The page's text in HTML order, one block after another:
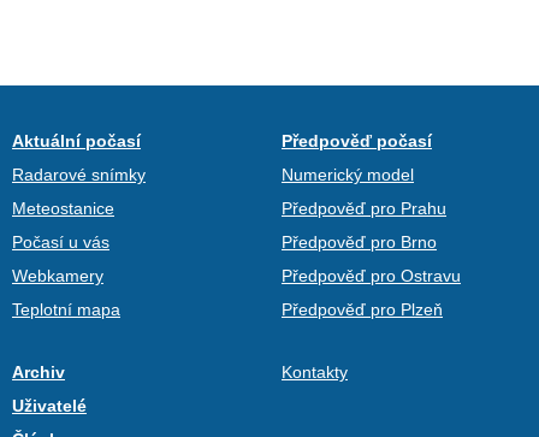
Aktuální počasí
Radarové snímky
Meteostanice
Počasí u vás
Webkamery
Teplotní mapa
Předpověď počasí
Numerický model
Předpověď pro Prahu
Předpověď pro Brno
Předpověď pro Ostravu
Předpověď pro Plzeň
Archiv
Uživatelé
Kontakty